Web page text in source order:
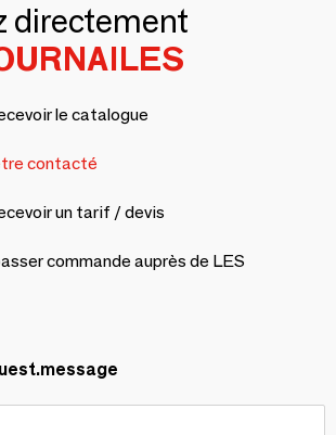
directement
le catalogue
contacté
un tarif / devis
commande auprès de LES